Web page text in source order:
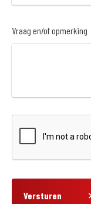
Vraag en/of opmerking
Versturen